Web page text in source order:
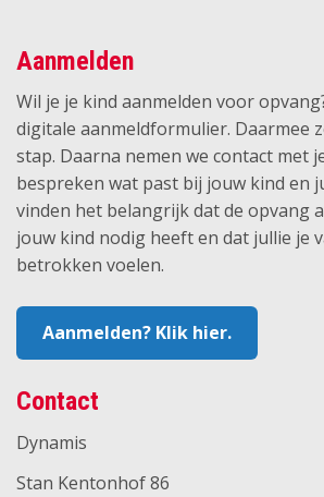
Aanmelden
Wil je je kind aanmelden voor
digitale aanmeldformulier. Daarmee
stap. Daarna nemen we contact met
bespreken wat past bij jouw kind en
vinden het belangrijk dat de opvang
jouw kind nodig heeft en dat jullie je
betrokken voelen.
Aanmelden? Klik hier.
Contact
Dynamis
Stan Kentonhof 86